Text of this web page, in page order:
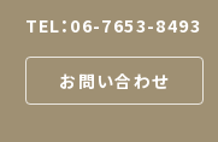
TEL：06-7653-8493
お問い合わせ